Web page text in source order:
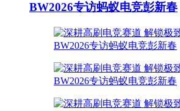
BW2026专访蚂蚁电竞彭新春